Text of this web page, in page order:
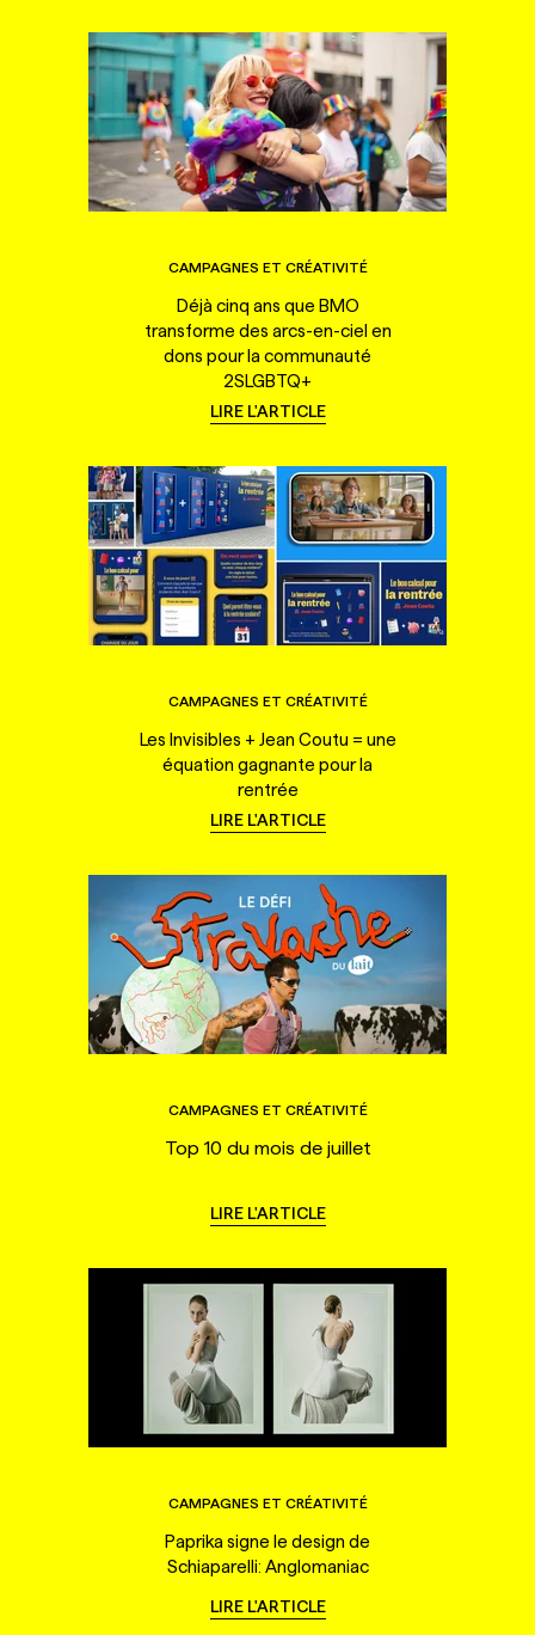
CAMPAGNES ET CRÉATIVITÉ
Déjà cinq ans que BMO
transforme des arcs-en-ciel en
dons pour la communauté
2SLGBTQ+
LIRE L'ARTICLE
CAMPAGNES ET CRÉATIVITÉ
Les Invisibles + Jean Coutu = une
équation gagnante pour la
rentrée
LIRE L'ARTICLE
CAMPAGNES ET CRÉATIVITÉ
Top 10 du mois de juillet
LIRE L'ARTICLE
CAMPAGNES ET CRÉATIVITÉ
Paprika signe le design de
Schiaparelli: Anglomaniac
LIRE L'ARTICLE